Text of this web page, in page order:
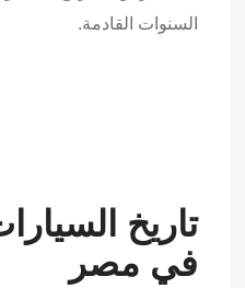
السنوات القادمة.
تاريخ
في مصر